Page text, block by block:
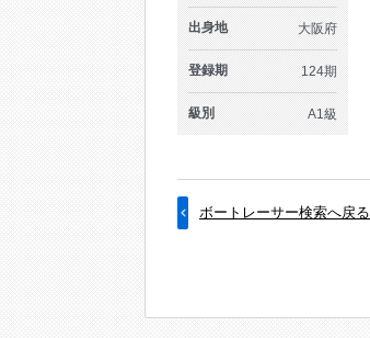
出身地 大阪府
登録期 124期
級別 A1級
ボートレーサー検索へ戻る